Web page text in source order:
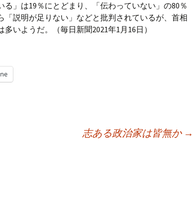
」は19％にとどまり、「伝わっていない」の80％
「説明が足りない」などと批判されているが、首相
いようだ。（毎日新聞2021年1月16日）
志ある政治家は皆無か →